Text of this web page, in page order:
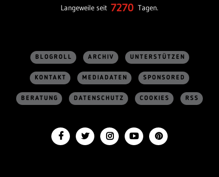
Langeweile seit 7270 Tagen.
BLOGROLL ARCHIV UNTERSTÜTZEN
KONTAKT MEDIADATEN SPONSORED
BERATUNG DATENSCHUTZ COOKIES RSS